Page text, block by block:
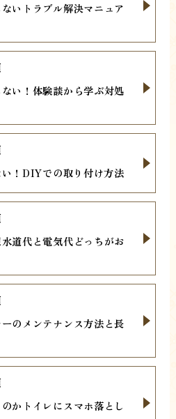
いトラブル解決マニュア
い！体験談から学ぶ対処
！DIYでの取り付け方法
道代と電気代どっちがお
のメンテナンス方法と長
かトイレにスマホ落とし